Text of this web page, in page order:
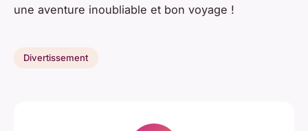
une aventure inoubliable et bon voyage !
Divertissement